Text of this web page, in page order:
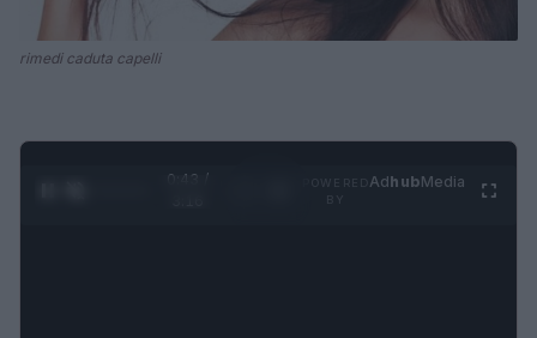
rimedi caduta capelli
0:44 /
AdhubMedia